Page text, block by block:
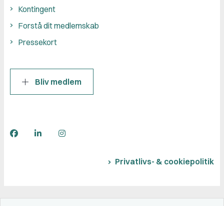
Kontingent
Forstå dit medlemskab
Pressekort
Bliv medlem
Privatlivs- & cookiepolitik